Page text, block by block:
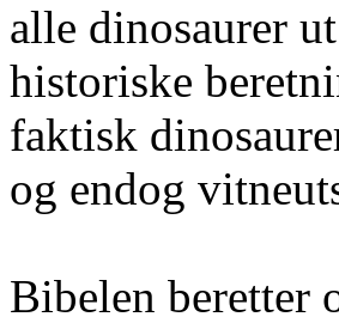
alle dinosaurer
historiske
faktisk
og endog
Bibelen beretter